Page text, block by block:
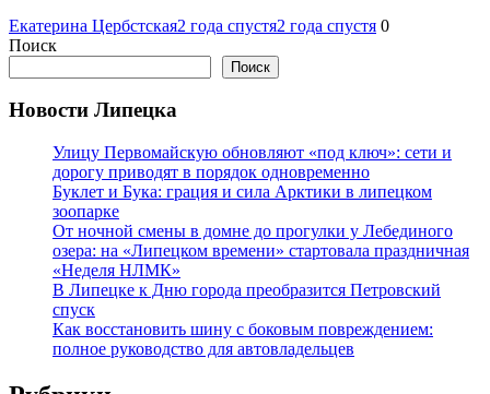
Екатерина Цербстская2 года спустя2 года спустя 0
Поиск
Поиск
Новости Липецка
Улицу Первомайскую обновляют «под ключ»: сети и
дорогу приводят в порядок одновременно
Буклет и Бука: грация и сила Арктики в липецком
зоопарке
От ночной смены в домне до прогулки у Лебединого
озера: на «Липецком времени» стартовала праздничная
«Неделя НЛМК»
В Липецке к Дню города преобразится Петровский
спуск
Как восстановить шину с боковым повреждением:
полное руководство для автовладельцев